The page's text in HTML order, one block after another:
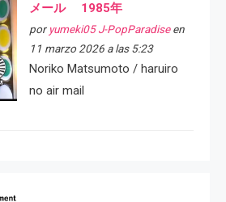
メール 1985年
por yumeki05 J-PopParadiseen
11 marzo 2026 a las 5:23
Noriko Matsumoto / haruiro
no air mail